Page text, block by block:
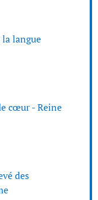
langue
cœur - Reine
des